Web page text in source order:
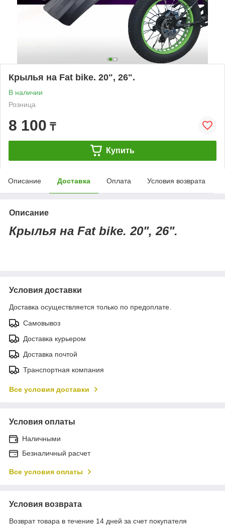
Крылья на Fat bike. 20", 26".
В наличии
Розница
8 100 ₸
Купить
Описание Доставка Оплата Условия возврата
Описание
Крылья на Fat bike. 20", 26".
Условия доставки
Доставка осуществляется только по предоплате.
Самовывоз
Доставка курьером
Доставка почтой
Транспортная компания
Все условия доставки
Условия оплаты
Наличными
Безналичный расчет
Все условия оплаты
Условия возврата
Возврат товара в течение 14 дней за счет покупателя